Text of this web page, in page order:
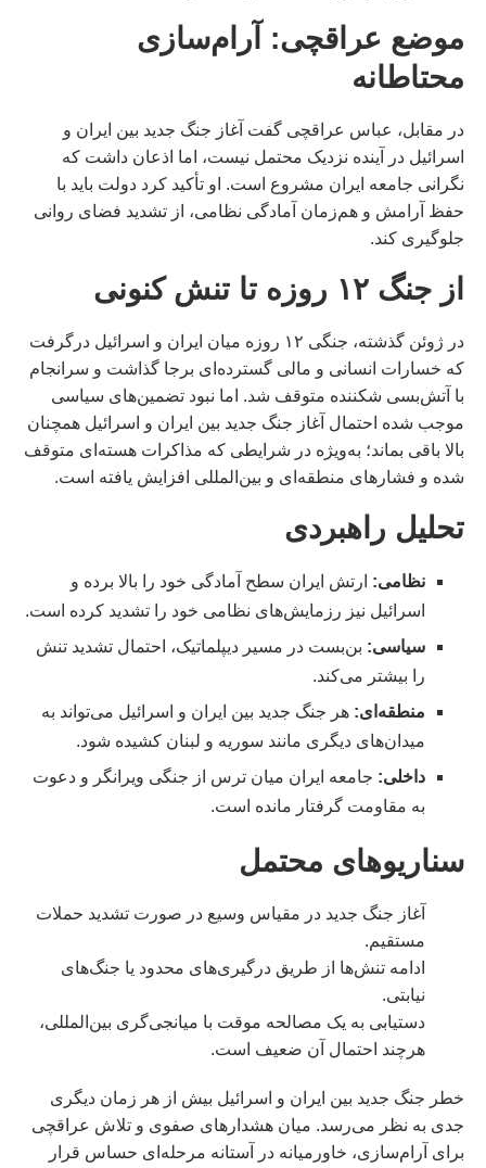
موضع عراقچی: آرام‌سازی
محتاطانه
در مقابل، عباس عراقچی گفت آغاز جنگ جدید بین ایران و
اسرائیل در آینده نزدیک محتمل نیست، اما اذعان داشت که
نگرانی جامعه ایران مشروع است. او تأکید کرد دولت باید با
حفظ آرامش و هم‌زمان آمادگی نظامی، از تشدید فضای روانی
جلوگیری کند.
از جنگ ۱۲ روزه تا تنش کنونی
در ژوئن گذشته، جنگی ۱۲ روزه میان ایران و اسرائیل درگرفت
که خسارات انسانی و مالی گسترده‌ای برجا گذاشت و سرانجام
با آتش‌بسی شکننده متوقف شد. اما نبود تضمین‌های سیاسی
موجب شده احتمال آغاز جنگ جدید بین ایران و اسرائیل همچنان
بالا باقی بماند؛ به‌ویژه در شرایطی که مذاکرات هسته‌ای متوقف
شده و فشارهای منطقه‌ای و بین‌المللی افزایش یافته است.
تحلیل راهبردی
نظامی: ارتش ایران سطح آمادگی خود را بالا برده و
اسرائیل نیز رزمایش‌های نظامی خود را تشدید کرده است.
سیاسی: بن‌بست در مسیر دیپلماتیک، احتمال تشدید تنش
را بیشتر می‌کند.
منطقه‌ای: هر جنگ جدید بین ایران و اسرائیل می‌تواند به
میدان‌های دیگری مانند سوریه و لبنان کشیده شود.
داخلی: جامعه ایران میان ترس از جنگی ویرانگر و دعوت
به مقاومت گرفتار مانده است.
سناریوهای محتمل
آغاز جنگ جدید در مقیاس وسیع در صورت تشدید حملات
مستقیم.
ادامه تنش‌ها از طریق درگیری‌های محدود یا جنگ‌های
نیابتی.
دستیابی به یک مصالحه موقت با میانجی‌گری بین‌المللی،
هرچند احتمال آن ضعیف است.
خطر جنگ جدید بین ایران و اسرائیل بیش از هر زمان دیگری
جدی به نظر می‌رسد. میان هشدارهای صفوی و تلاش عراقچی
برای آرام‌سازی، خاورمیانه در آستانه مرحله‌ای حساس قرار